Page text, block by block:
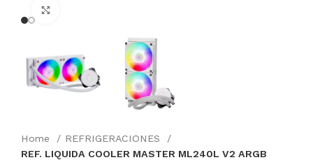
Home
REFRIGERACIONES
REF. LIQUIDA COOLER MASTER ML240L V2 ARGB